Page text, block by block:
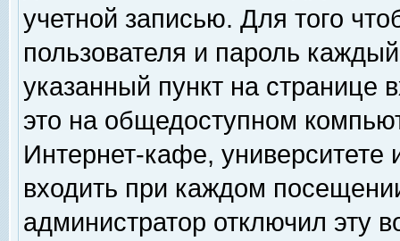
учетной записью. Для того
пользователя и пароль
указанный пункт на
это на общедоступном
Интернет-кафе, университете
входить при каждом
администратор отключил эту